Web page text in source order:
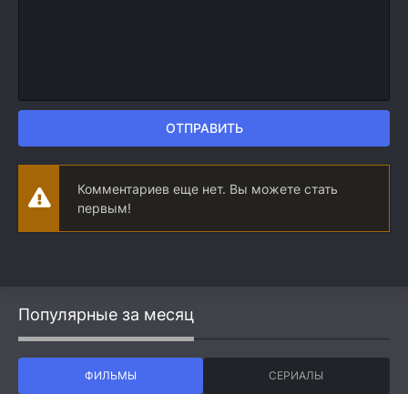
ОТПРАВИТЬ
Комментариев еще нет. Вы можете стать
первым!
Популярные за месяц
ФИЛЬМЫ СЕРИАЛЫ